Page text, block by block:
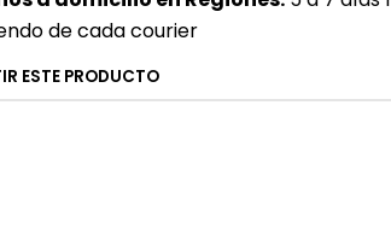
de cada courier
ESTE PRODUCTO